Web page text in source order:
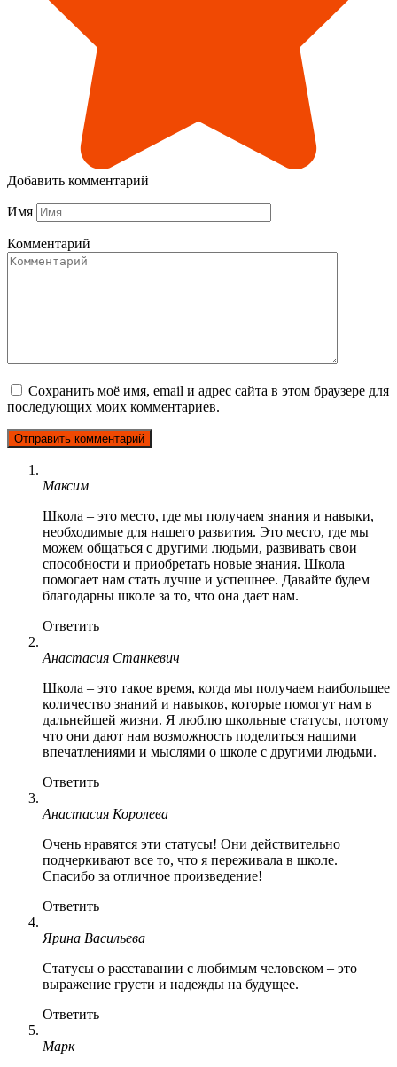
Добавить комментарий
Имя
Комментарий
Сохранить моё имя, email и адрес сайта в этом браузере для
последующих моих комментариев.
Максим
Школа – это место, где мы получаем знания и навыки,
необходимые для нашего развития. Это место, где мы
можем общаться с другими людьми, развивать свои
способности и приобретать новые знания. Школа
помогает нам стать лучше и успешнее. Давайте будем
благодарны школе за то, что она дает нам.
Ответить
Анастасия Станкевич
Школа – это такое время, когда мы получаем наибольшее
количество знаний и навыков, которые помогут нам в
дальнейшей жизни. Я люблю школьные статусы, потому
что они дают нам возможность поделиться нашими
впечатлениями и мыслями о школе с другими людьми.
Ответить
Анастасия Королева
Очень нравятся эти статусы! Они действительно
подчеркивают все то, что я переживала в школе.
Спасибо за отличное произведение!
Ответить
Ярина Васильева
Статусы о расставании с любимым человеком – это
выражение грусти и надежды на будущее.
Ответить
Марк